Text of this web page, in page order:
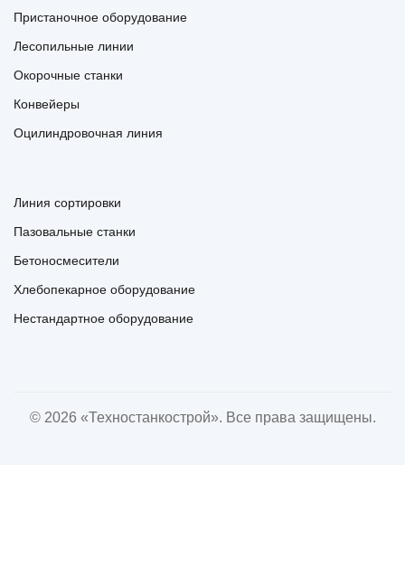
Пристаночное оборудование
Лесопильные линии
Окорочные станки
Конвейеры
Оцилиндровочная линия
Линия сортировки
Пазовальные станки
Бетоносмесители
Хлебопекарное оборудование
Нестандартное оборудование
© 2026 «Техностанкострой». Все права защищены.